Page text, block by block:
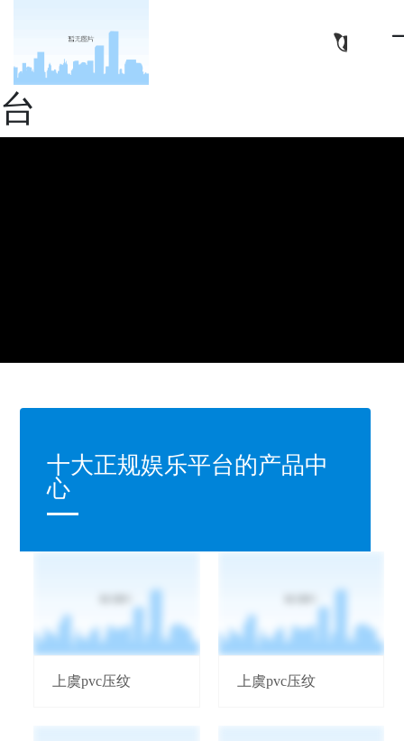
亿华高新材料（南通）有
限公司-十大正规娱乐平
台
十大正规娱乐平台的产品中
心
上虞pvc压纹 上虞pvc压纹